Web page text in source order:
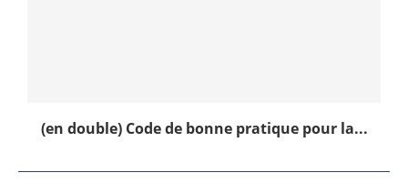
(en double) Code de bonne pratique pour la...